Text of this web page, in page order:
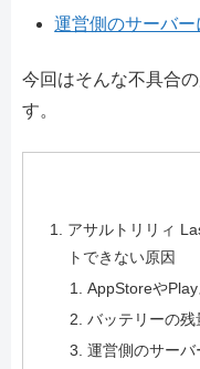
運営側のサーバ
今回はそんな不具合
す。
アサルトリリィ
トできない原因
AppStoreや
バッテリーの残
運営側のサーバ